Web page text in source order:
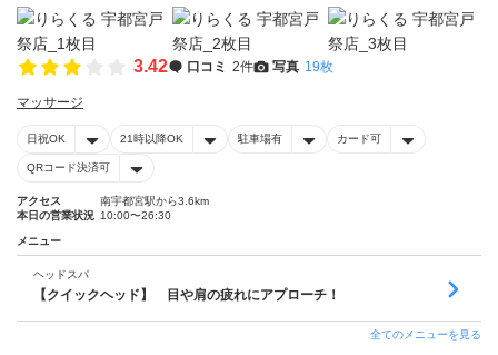
3.42 口コミ 2件 写真 19枚
マッサージ
日祝OK 21時以降OK 駐車場有 カード可
QRコード決済可
アクセス
南宇都宮駅から3.6km
本日の営業状況 10:00〜26:30
メニュー
ヘッドスパ
【クイックヘッド】 目や肩の疲れにアプローチ！
全てのメニューを見る